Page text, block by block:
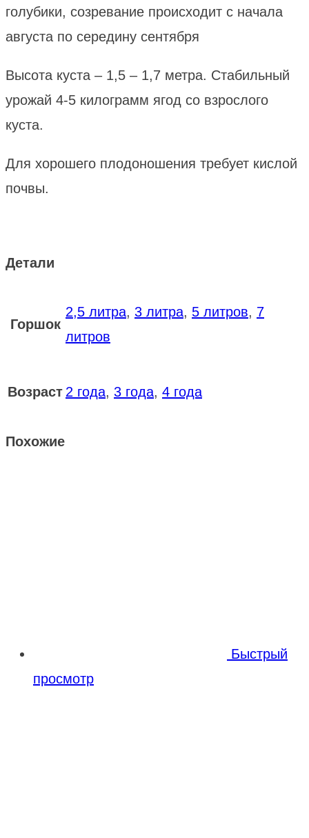
голубики, созревание происходит с начала
августа по середину сентября
Высота куста – 1,5 – 1,7 метра. Стабильный
урожай 4-5 килограмм ягод со взрослого
куста.
Для хорошего плодоношения требует кислой
почвы.
Детали
Горшок
2,5 литра, 3 литра, 5 литров, 7
литров
Возраст 2 года, 3 года, 4 года
Похожие
Быстрый
просмотр